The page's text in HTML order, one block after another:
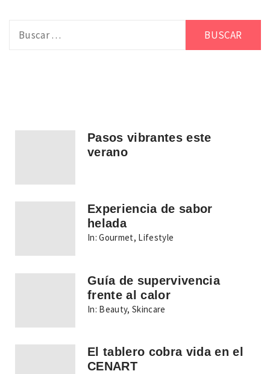
Pasos vibrantes este
verano
Experiencia de sabor
helada
In: Gourmet, Lifestyle
Guía de supervivencia
frente al calor
In: Beauty,Skincare
El tablero cobra vida en el
CENART